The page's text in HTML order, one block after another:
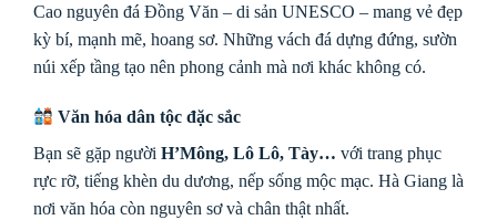
Cao nguyên đá Đồng Văn – di sản UNESCO – mang vẻ đẹp
kỳ bí, mạnh mẽ, hoang sơ. Những vách đá dựng đứng, sườn
núi xếp tầng tạo nên phong cảnh mà nơi khác không có.
Văn hóa dân tộc đặc sắc
Bạn sẽ gặp người H’Mông, Lô Lô, Tày… với trang phục
rực rỡ, tiếng khèn du dương, nếp sống mộc mạc. Hà Giang là
nơi văn hóa còn nguyên sơ và chân thật nhất.